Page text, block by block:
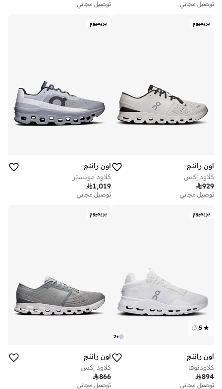
توصيل مجاني توصيل مجاني
بريميوم
اون راننج
كلاود إكس
929
توصيل مجاني
بريميوم
اون راننج
كلاود مونستر
1,019
توصيل مجاني
بريميوم
+
2
5
(
3
)
اون راننج
كلاودنوفا
894
توصيل مجاني
بريميوم
اون راننج
كلاود إكس
866
توصيل مجاني